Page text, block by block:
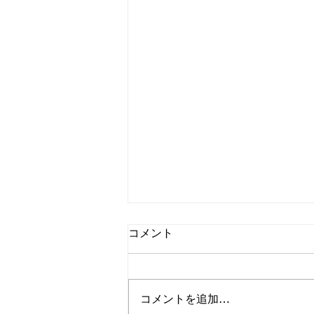
コメント
コメントを追加…